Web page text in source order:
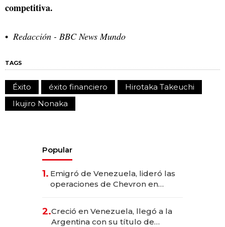
competitiva.
Redacción - BBC News Mundo
TAGS
Éxito éxito financiero
Hirotaka Takeuchi
Ikujiro Nonaka
Popular
1. Emigró de Venezuela, lideró las
operaciones de Chevron en
2.Creció en Venezuela, llegó a la
Argentina con su título de